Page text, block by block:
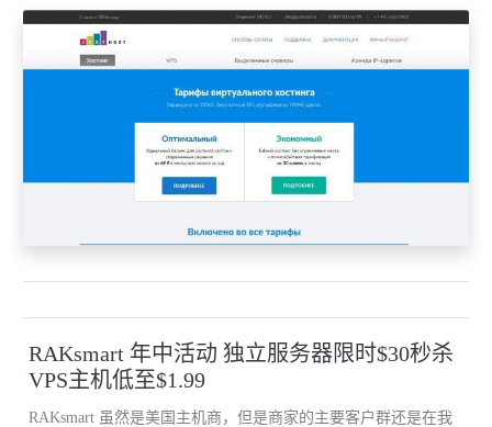
4. 如果确定SD没有质量问题，建议您携带手机到当地售后服务中心
检测一下具体原因，会有专业技术人员为您服务。
售后服务中心地址在设置--更多设置--售后服务选项中查询到。
也可以到vivo官方网站查询售后服务中心地址： /service/map.html，
RAKsmart 年中活动 独立服务器限时$30秒杀
VPS主机低至$1.99
RAKsmart 虽然是美国主机商，但是商家的主要客户群还是在我